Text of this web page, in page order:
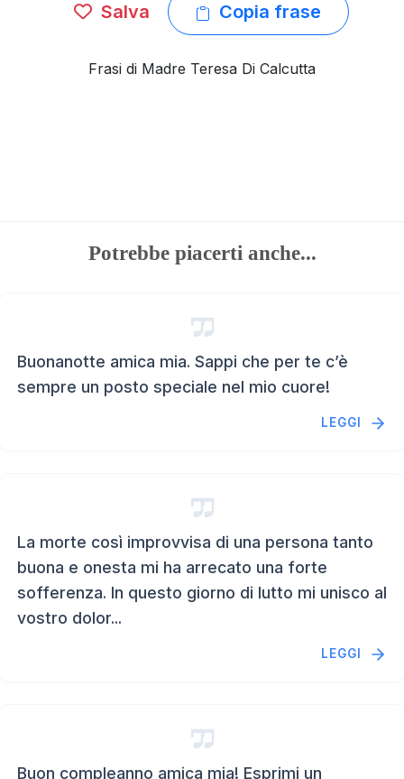
Salva Copia frase
Frasi di Madre Teresa Di Calcutta
Potrebbe piacerti anche...
Buonanotte amica mia. Sappi che per te c’è
sempre un posto speciale nel mio cuore!
LEGGI
La morte così improvvisa di una persona tanto
buona e onesta mi ha arrecato una forte
sofferenza. In questo giorno di lutto mi unisco al
vostro dolor...
LEGGI
Buon compleanno amica mia! Esprimi un